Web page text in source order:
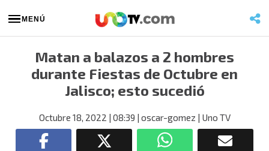
MENÚ
Matan a balazos a 2 hombres
durante Fiestas de Octubre en
Jalisco; esto sucedió
Octubre 18, 2022 | 08:39 | oscar-gomez | Uno TV